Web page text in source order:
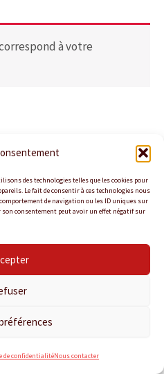
des technologies telles que les cookies pour
Le fait de consentir à ces technologies nous
de navigation ou les ID uniques sur
son consentement peut avoir un effet négatif sur
de confidentialitéNous contacter
à votre
confidentialité
de cookies
de Vente